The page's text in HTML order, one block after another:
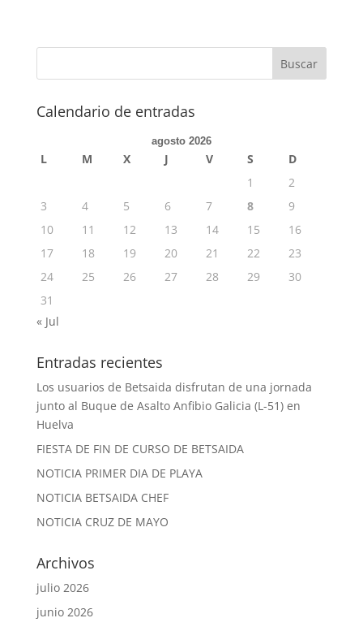
Calendario de entradas
agosto 2026
L M X J V S
D
1
2
3
4 5 6 7 8
9
10
11 12 13 14 15
16
17
18 19 20 21 22
23
24
25 26 27 28 29
30
31
« Jul
Entradas recientes
Los usuarios de Betsaida disfrutan de una jornada
junto al Buque de Asalto Anfibio Galicia (L-51) en
Huelva
FIESTA DE FIN DE CURSO DE BETSAIDA
NOTICIA PRIMER DIA DE PLAYA
NOTICIA BETSAIDA CHEF
NOTICIA CRUZ DE MAYO
Archivos
julio 2026
junio 2026